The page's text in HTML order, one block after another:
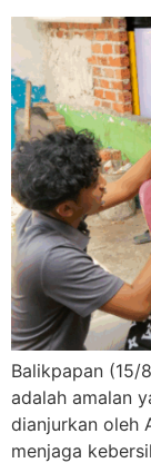
Balikpapan (15/
adalah amalan
dianjurkan oleh
menjaga